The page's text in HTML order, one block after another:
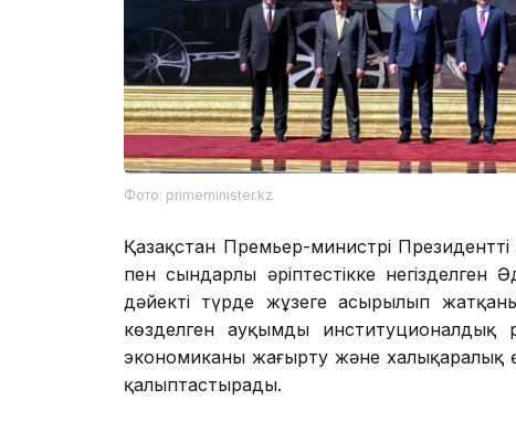
Фото: primeminister.kz
Қазақстан Премьер-министрі
пен сындарлы әріптестікке
дәйекті түрде жұзеге асырылып
көзделген ауқымды институционалдық
экономиканы жаңғырту және халықаралық
қалыптастырады.